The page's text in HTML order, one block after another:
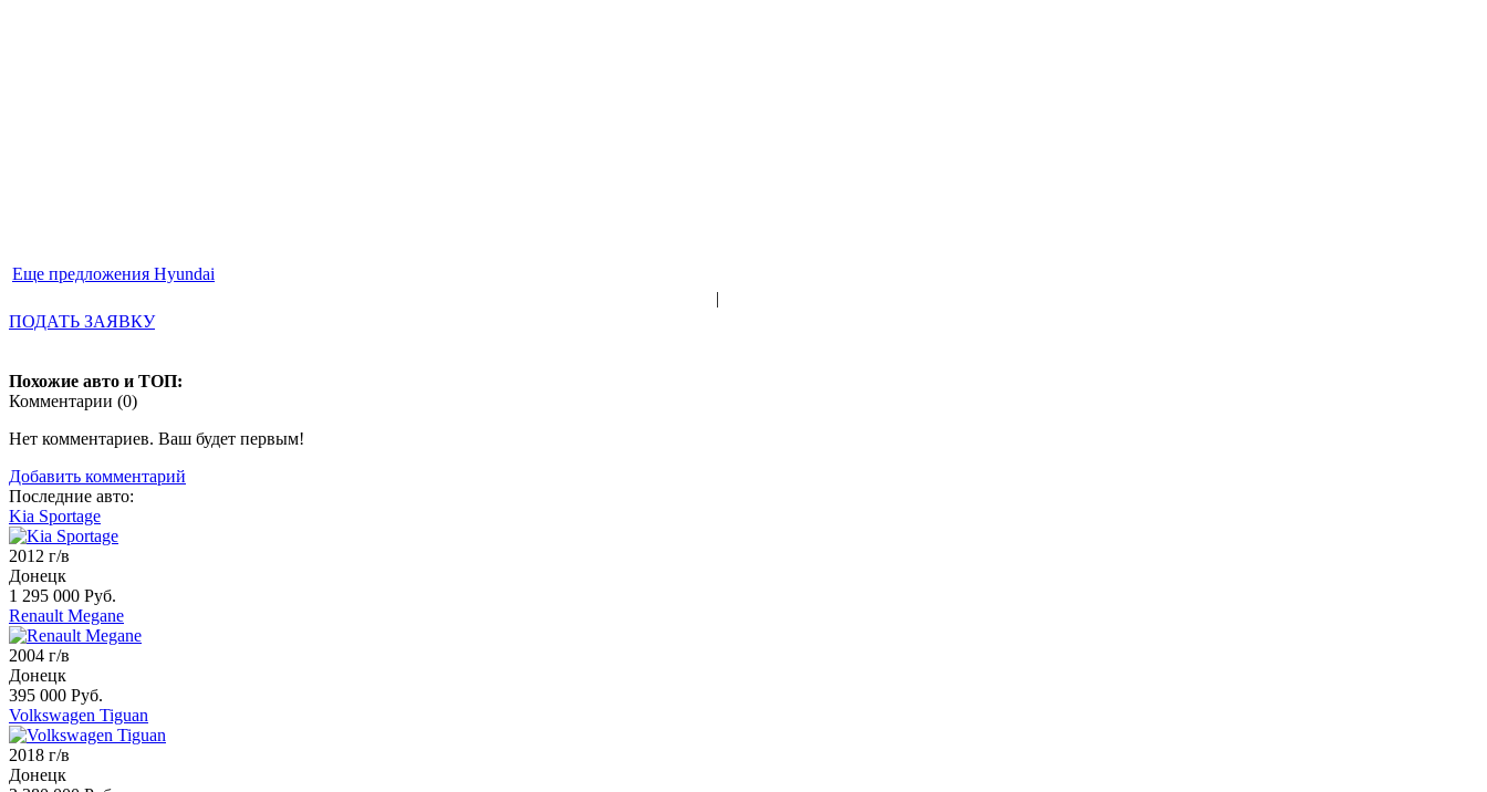
Еще предложения Hyundai
|
ПОДАТЬ ЗАЯВКУ
Похожие авто и ТОП:
Комментарии (0)
Нет комментариев. Ваш будет первым!
Добавить комментарий
Последние авто:
Kia Sportage
2012 г/в
Донецк
1 295 000 Руб.
Renault Megane
2004 г/в
Донецк
395 000 Руб.
Volkswagen Tiguan
2018 г/в
Донецк